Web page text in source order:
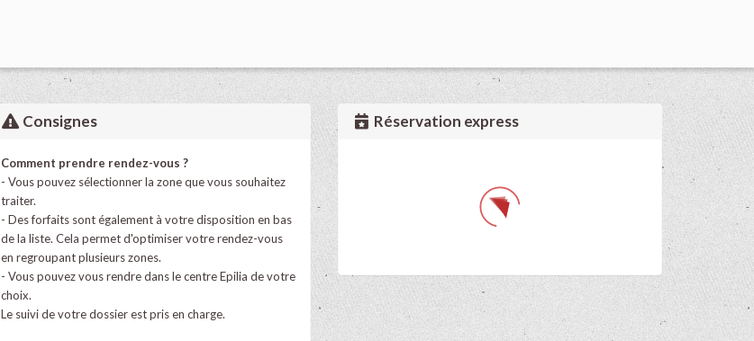
Consignes
Comment prendre rendez-vous ?
- Vous pouvez sélectionner la zone que vous souhaitez
traiter.
- Des forfaits sont également à votre disposition en bas
de la liste. Cela permet d'optimiser votre rendez-vous
en regroupant plusieurs zones.
- Vous pouvez vous rendre dans le centre Epilia de votre
choix.
Le suivi de votre dossier est pris en charge.
Réservation express